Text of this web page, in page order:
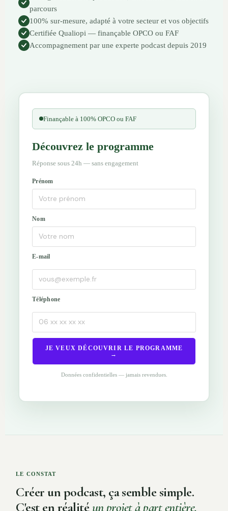
parcours
100% sur-mesure, adapté à votre secteur et vos objectifs
Certifiée Qualiopi — finançable OPCO ou FAF
Accompagnement par une experte podcast depuis 2019
Finançable à 100% OPCO ou FAF
Découvrez le programme
Réponse sous 24h — sans engagement
Prénom
Nom
E-mail
Téléphone
JE VEUX DÉCOUVRIR LE PROGRAMME
→
Données confidentielles — jamais revendues.
LE CONSTAT
Créer un podcast, ça semble simple.
C'est en réalitéun projet à part entière.